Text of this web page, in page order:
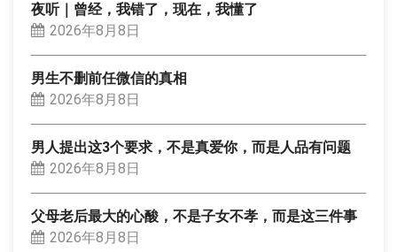
夜听｜曾经，我错了，现在，我懂了
2026年8月8日
男生不删前任微信的真相
2026年8月8日
男人提出这3个要求，不是真爱你，而是人品有问题
2026年8月8日
父母老后最大的心酸，不是子女不孝，而是这三件事
2026年8月8日